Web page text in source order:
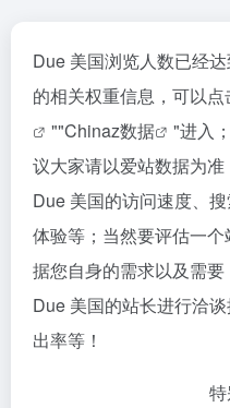
Due 美国浏览人数已经
的相关权重信息，可以点
""Chinaz数据
"进入
议大家请以爱站数据为准
Due 美国的访问速度、
体验等；当然要评估一
据您自身的需求以及需
Due 美国的站长进行洽
出率等！